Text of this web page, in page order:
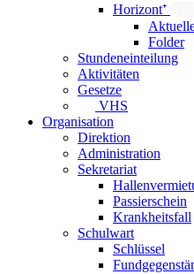
Horizont⁺
Folder
Stundeneinteilung
Aktivitäten
Gesetze
VHS
Organisation
Direktion
Administration
Sekretariat
Passierschein
Krankheitsfall
Schulwart
Schlüssel